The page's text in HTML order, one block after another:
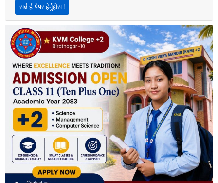
सबै ई-पेपर हेर्नुहोस !